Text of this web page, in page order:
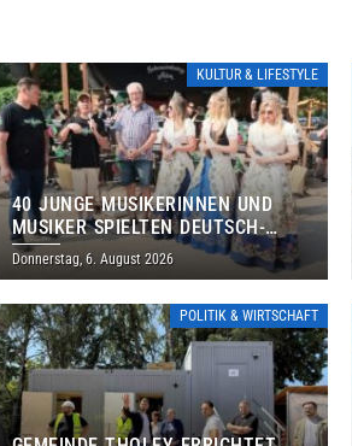
KULTUR & LIFESTYLE
40 JUNGE MUSIKERINNEN UND
MUSIKER SPIELTEN DEUTSCH-
BRASILIANISCHES PROGRAMM IN
THOLEY
Donnerstag, 6. August 2026
POLITIK & WIRTSCHAFT